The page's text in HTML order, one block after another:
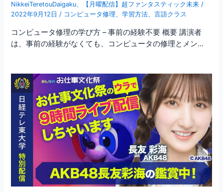
NikkeiTeretouDaigaku、 【月曜配信】超ファンタスティック未来 /
2022年9月12日 / コンピュータ修理、学習方法、言語クラス
コンピュータ修理の学び方 – 事前の経験不要 概要 講演者
は、事前の経験がなくても、コンピュータの修理とメン…